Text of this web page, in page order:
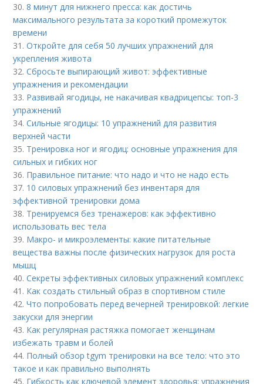
30.8 минут для нижнего пресса: как достичь
максимального результата за короткий промежуток
времени
31.Откройте для себя 50 лучших упражнений для
укрепления живота
32.Сбросьте выпирающий живот: эффективные
упражнения и рекомендации
33. Развивай ягодицы, не накачивая квадрицепсы: топ-3
упражнений
34.Сильные ягодицы: 10 упражнений для развития
верхней части
35. Тренировка ног и ягодиц: основные упражнения для
сильных и гибких ног
36. Правильное питание: что надо и что не надо есть
37. 10 силовых упражнений без инвентаря для
эффективной тренировки дома
38. Тренируемся без тренажеров: как эффективно
использовать вес тела
39. Макро- и микроэлементы: какие питательные
вещества важны после физических нагрузок для роста
мышц
40.Секреты эффективных силовых упражнений комплекс
41. Как создать стильный образ в спортивном стиле
42.Что попробовать перед вечерней тренировкой: легкие
закуски для энергии
43. Как регулярная растяжка помогает женщинам
избежать травм и болей
44. Полный обзор tgym тренировки на все тело: что это
такое и как правильно выполнять
45. Гибкость как ключевой элемент здоровья: упражнения